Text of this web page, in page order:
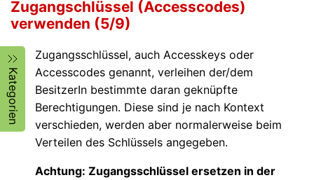
Zugangschlüssel (Accesscodes)
verwenden (5/9)
Kategorien
Zugangsschlüssel, auch Accesskeys oder
Accesscodes genannt, verleihen der/dem
BesitzerIn bestimmte daran geknüpfte
Berechtigungen. Diese sind je nach Kontext
verschieden, werden aber normalerweise beim
Verteilen des Schlüssels angegeben.
Achtung: Zugangsschlüssel ersetzen in der